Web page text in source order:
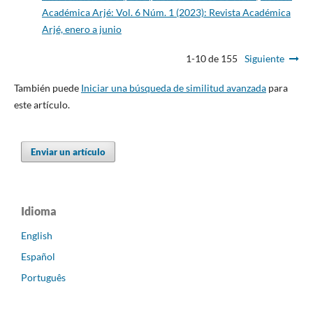
Académica Arjé: Vol. 6 Núm. 1 (2023): Revista Académica
Arjé, enero a junio
1-10 de 155 Siguiente
También puede Iniciar una búsqueda de similitud avanzadapara
este artículo.
Enviar un artículo
Idioma
English
Español
Português